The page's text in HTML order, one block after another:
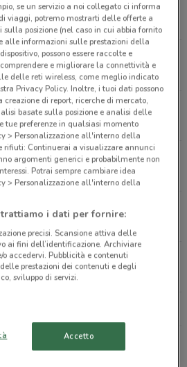
Carini
Vinci, 126 Terrasini
100 Terrasini
se un servizio a noi collegato ci informa
viaggi, potremo mostrarti delle offerte a
posizione (nel caso in cui abbia fornito
alle informazioni sulle prestazioni della
possono essere raccolte e
e migliorare la connettività e
delle reti wireless, come meglio indicato
Privacy Policy. Inoltre, i tuoi dati possono
creazione di report, ricerche di mercato,
basate sulla posizione e analisi delle
tue preferenze in qualsiasi momento
> Personalizzazione all'interno della
rifiuti: Continuerai a visualizzare annunci
argomenti generici e probabilmente non
Potrai sempre cambiare idea
> Personalizzazione all'interno della
i dati per fornire:
precisi. Scansione attiva delle
ai fini dell’identificazione. Archiviare
accedervi. Pubblicità e contenuti
prestazioni dei contenuti e degli
sviluppo di servizi.
Accetto